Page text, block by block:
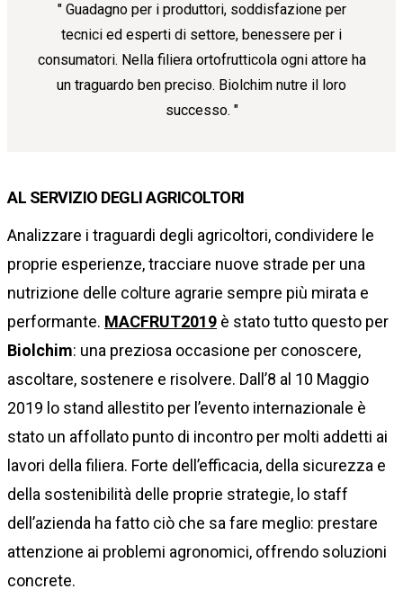
Guadagno per i produttori, soddisfazione per
tecnici ed esperti di settore, benessere per i
consumatori. Nella filiera ortofrutticola ogni attore ha
un traguardo ben preciso. Biolchim nutre il loro
successo.
AL SERVIZIO DEGLI AGRICOLTORI
Analizzare i traguardi degli agricoltori, condividere le
proprie esperienze, tracciare nuove strade per una
nutrizione delle colture agrarie sempre più mirata e
performante. MACFRUT2019 è stato tutto questo per
Biolchim: una preziosa occasione per conoscere,
ascoltare, sostenere e risolvere. Dall’8 al 10 Maggio
2019 lo stand allestito per l’evento internazionale è
stato un affollato punto di incontro per molti addetti ai
lavori della filiera. Forte dell’efficacia, della sicurezza e
della sostenibilità delle proprie strategie, lo staff
dell’azienda ha fatto ciò che sa fare meglio: prestare
attenzione ai problemi agronomici, offrendo soluzioni
concrete.